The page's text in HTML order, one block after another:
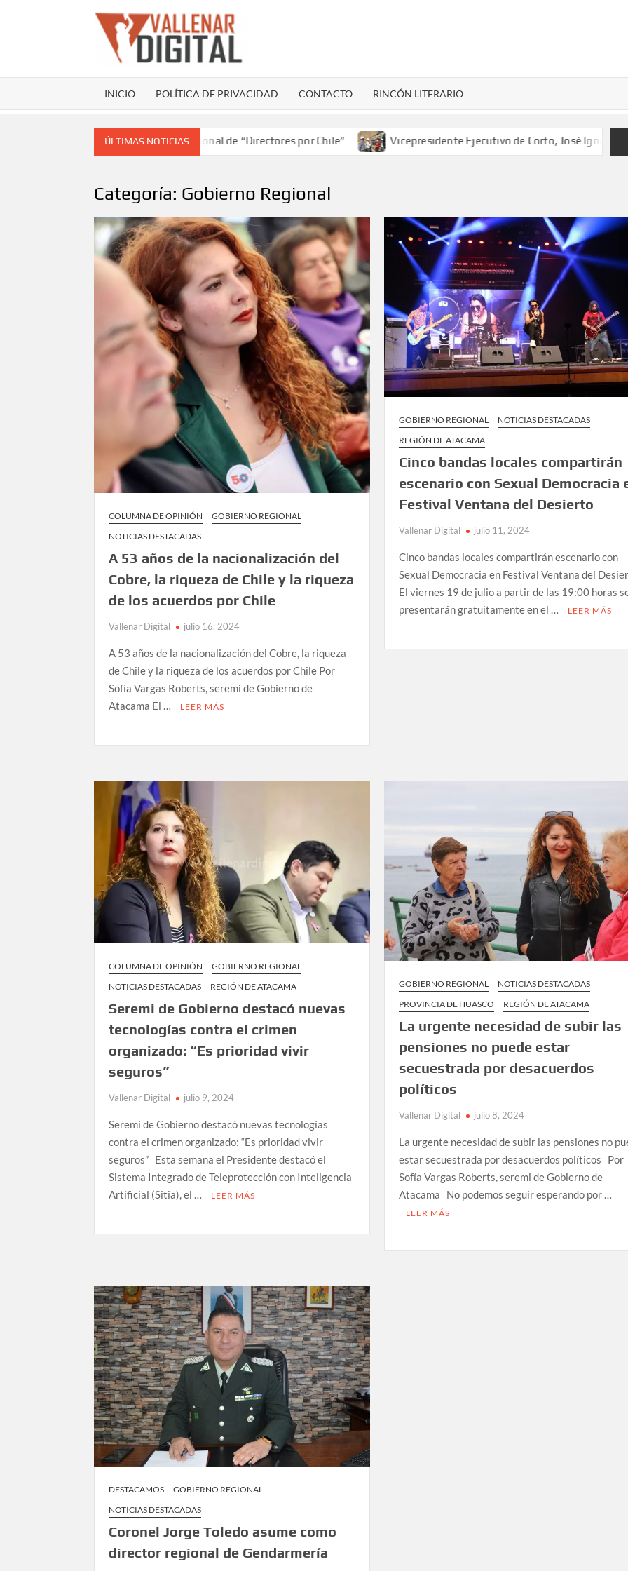
INICIO POLÍTICA DE PRIVACIDAD CONTACTO RINCÓN LITERARIO
ÚLTIMAS NOTICIAS
Atacama en el encuentro nacional de “Directores por Chile” Vicepresidente Ejecutivo de Corfo, José Ignacio Mujica,
Categoría: Gobierno Regional
COLUMNA DE OPINIÓN
GOBIERNO REGIONAL
NOTICIAS DESTACADAS
A 53 años de la nacionalización del
Cobre, la riqueza de Chile y la riqueza
de los acuerdos por Chile
Vallenar Digital julio 16, 2024
A 53 años de la nacionalización del Cobre, la riqueza
de Chile y la riqueza de los acuerdos por Chile Por
Sofía Vargas Roberts, seremi de Gobierno de
Atacama El …
LEER MÁS
GOBIERNO REGIONAL
NOTICIAS DESTACADAS
REGIÓN DE ATACAMA
Cinco bandas locales compartirán
escenario con Sexual Democracia
Festival Ventana del Desierto
Vallenar Digital julio 11, 2024
Cinco bandas locales compartirán escenario con
Sexual Democracia en Festival Ventana del
El viernes 19 de julio a partir de las 19:00 horas
presentarán gratuitamente en el …
LEER MÁS
COLUMNA DE OPINIÓN
GOBIERNO REGIONAL
NOTICIAS DESTACADAS
REGIÓN DE ATACAMA
Seremi de Gobierno destacó nuevas
tecnologías contra el crimen
organizado: “Es prioridad vivir
seguros”
Vallenar Digital julio 9, 2024
Seremi de Gobierno destacó nuevas tecnologías
contra el crimen organizado: “Es prioridad vivir
seguros” Esta semana el Presidente destacó el
Sistema Integrado de Teleprotección con Inteligencia
Artificial (Sitia), el …
LEER MÁS
GOBIERNO REGIONAL
NOTICIAS DESTACADAS
PROVINCIA DE HUASCO
REGIÓN DE ATACAMA
La urgente necesidad de subir las
pensiones no puede estar
secuestrada por desacuerdos
políticos
Vallenar Digital julio 8, 2024
La urgente necesidad de subir las pensiones no
estar secuestrada por desacuerdos políticos Por
Sofía Vargas Roberts, seremi de Gobierno de
Atacama No podemos seguir esperando por …
LEER MÁS
DESTACAMOS
GOBIERNO REGIONAL
NOTICIAS DESTACADAS
Coronel Jorge Toledo asume como
director regional de Gendarmería